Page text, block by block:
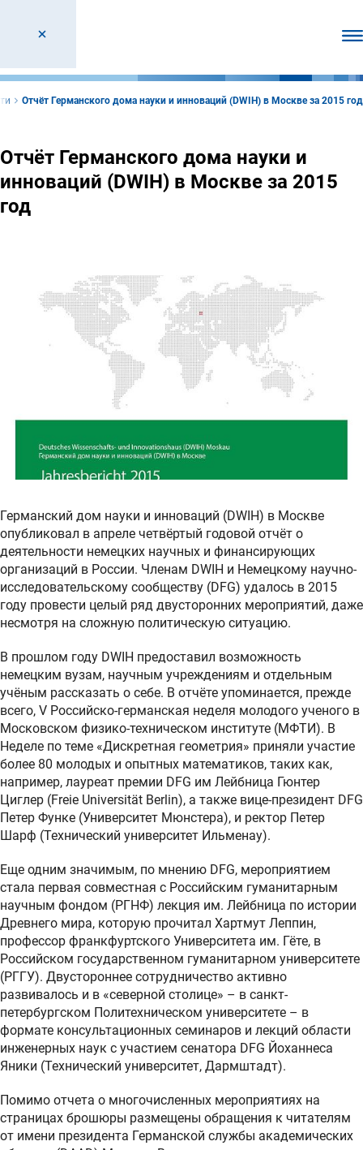
Отчёт Германского дома науки и инноваций (DWIH) в Москве за 2015 год
Отчёт Германского дома науки и
инноваций (DWIH) в Москве за 2015
год
Германский дом науки и инноваций (DWIH) в Москве
опубликовал в апреле четвёртый годовой отчёт о
деятельности немецких научных и финансирующих
организаций в России. Членам DWIH и Немецкому научно-
исследовательскому сообществу (DFG) удалось в 2015
году провести целый ряд двусторонних мероприятий, даже
несмотря на сложную политическую ситуацию.
В прошлом году DWIH предоставил возможность
немецким вузам, научным учреждениям и отдельным
учёным рассказать о себе. В отчёте упоминается, прежде
всего, V Российско-германская неделя молодого ученого в
Московском физико-техническом институте (МФТИ). В
Неделе по теме «Дискретная геометрия» приняли участие
более 80 молодых и опытных математиков, таких как,
например, лауреат премии DFG им Лейбница Гюнтер
Циглер (Freie Universität Berlin), а также вице-президент DFG
Петер Функе (Университет Мюнстера), и ректор Петер
Шарф (Технический университет Ильменау).
Еще одним значимым, по мнению DFG, мероприятием
стала первая совместная с Российским гуманитарным
научным фондом (РГНФ) лекция им. Лейбница по истории
Древнего мира, которую прочитал Хартмут Леппин,
профессор франкфуртского Университета им. Гёте, в
Российском государственном гуманитарном университете
(РГГУ). Двустороннее сотрудничество активно
развивалось и в «северной столице» – в санкт-
петербургском Политехническом университете – в
формате консультационных семинаров и лекций области
инженерных наук с участием сенатора DFG Йоханнеса
Яники (Технический университет, Дармштадт).
Помимо отчета о многочисленных мероприятиях на
страницах брошюры размещены обращения к читателям
от имени президента Германской службы академических